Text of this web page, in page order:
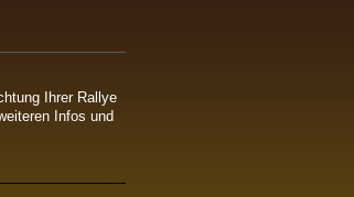
Ihrer Rallye
Infos und